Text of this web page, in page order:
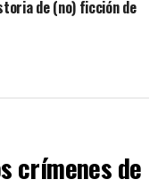
de (no) ficción de
crímenes de